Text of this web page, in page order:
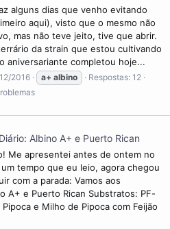
alguns dias que venho evitando
aqui), visto que o mesmo não
mas não teve jeito, tive que abrir.
da strain que estou cultivando
aniversariante completou hoje...
2016 a+ albino
Respostas: 12
Albino A+ e Puerto Rican
Me apresentei antes de ontem no
tempo que eu leio, agora chegou
com a parada: Vamos aos
A+ e Puerto Rican Substratos: PF-
e Milho de Pipoca com Feijão